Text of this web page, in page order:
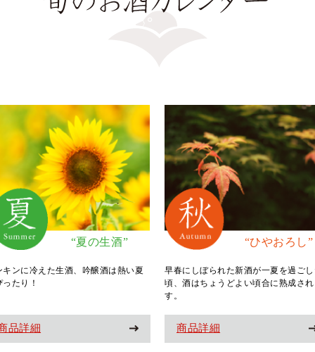
“夏の生酒”
キンに冷えた生酒、吟醸酒は熱い夏
たり！
品詳細
“ひやおろし”
早春にしぼられた新酒が一夏を過ご
頃、酒はちょうどよい頃合に熟成さ
す。
商品詳細